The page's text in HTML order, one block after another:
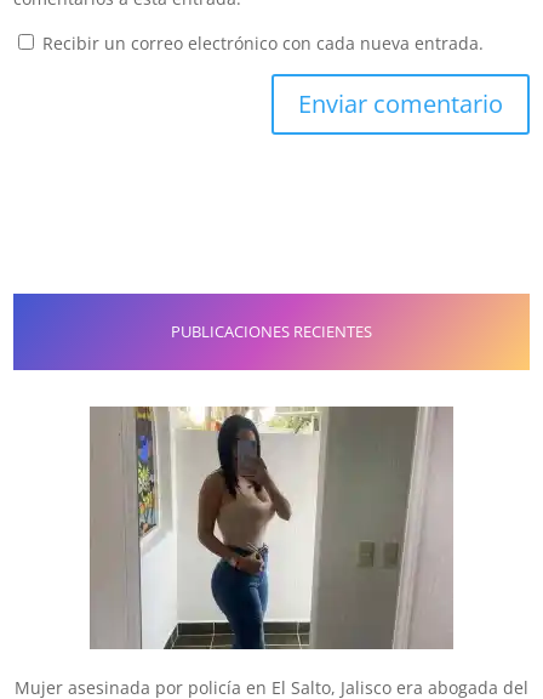
Recibir un correo electrónico con cada nueva entrada.
PUBLICACIONES RECIENTES
Mujer asesinada por policía en El Salto, Jalisco era abogada del